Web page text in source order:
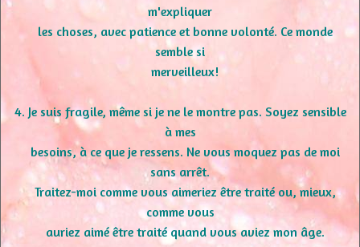
m'expliquer
les choses, avec patience et bonne volonté. Ce monde
semble si
merveilleux!
4. Je suis fragile, même si je ne le montre pas. Soyez sensible
à mes
besoins, à ce que je ressens. Ne vous moquez pas de moi
sans arrêt.
Traitez-moi comme vous aimeriez être traité ou, mieux,
comme vous
auriez aimé être traité quand vous aviez mon âge.